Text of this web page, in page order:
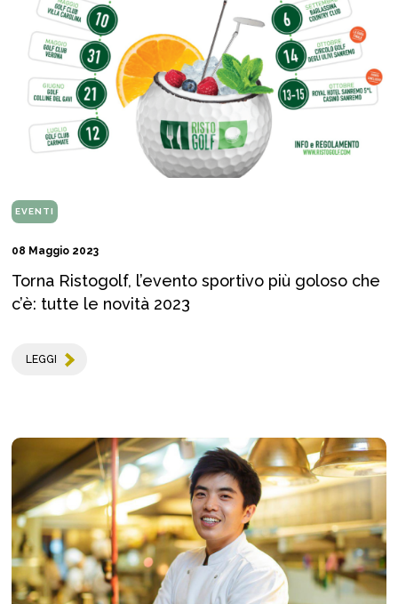
EVENTI
08 Maggio 2023
Torna Ristogolf, l’evento sportivo più goloso che
c’è: tutte le novità 2023
LEGGI